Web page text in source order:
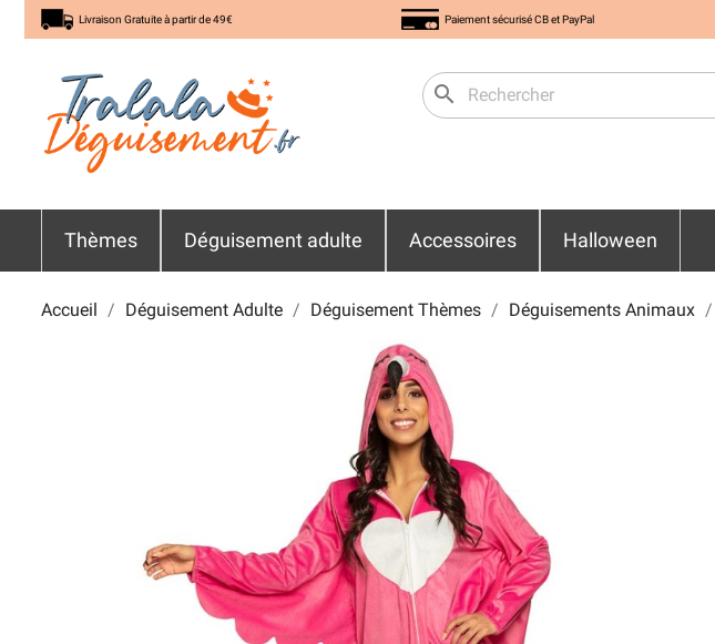
Livraison Gratuite à partir de 49€ Paiement sécurisé CB et PayPal
search
Thèmes Déguisement adulte Accessoires Halloween
Accueil Déguisement Adulte Déguisement Thèmes Déguisements Animaux